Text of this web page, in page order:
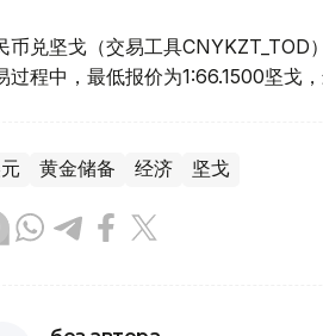
币兑坚戈（交易工具CNYKZT_TOD
过程中，最低报价为1:66.1500坚戈
黄金储备 经济 坚戈